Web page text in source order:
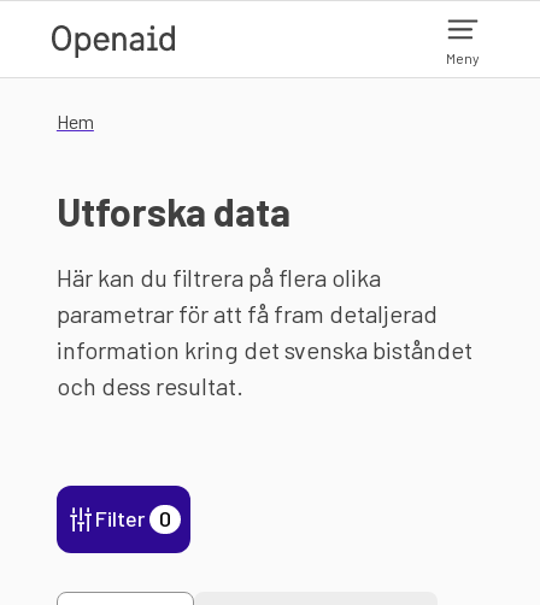
Meny
Hem
Utforska data
Här kan du filtrera på flera olika
parametrar för att få fram detaljerad
information kring det svenska biståndet
och dess resultat.
Filter 0